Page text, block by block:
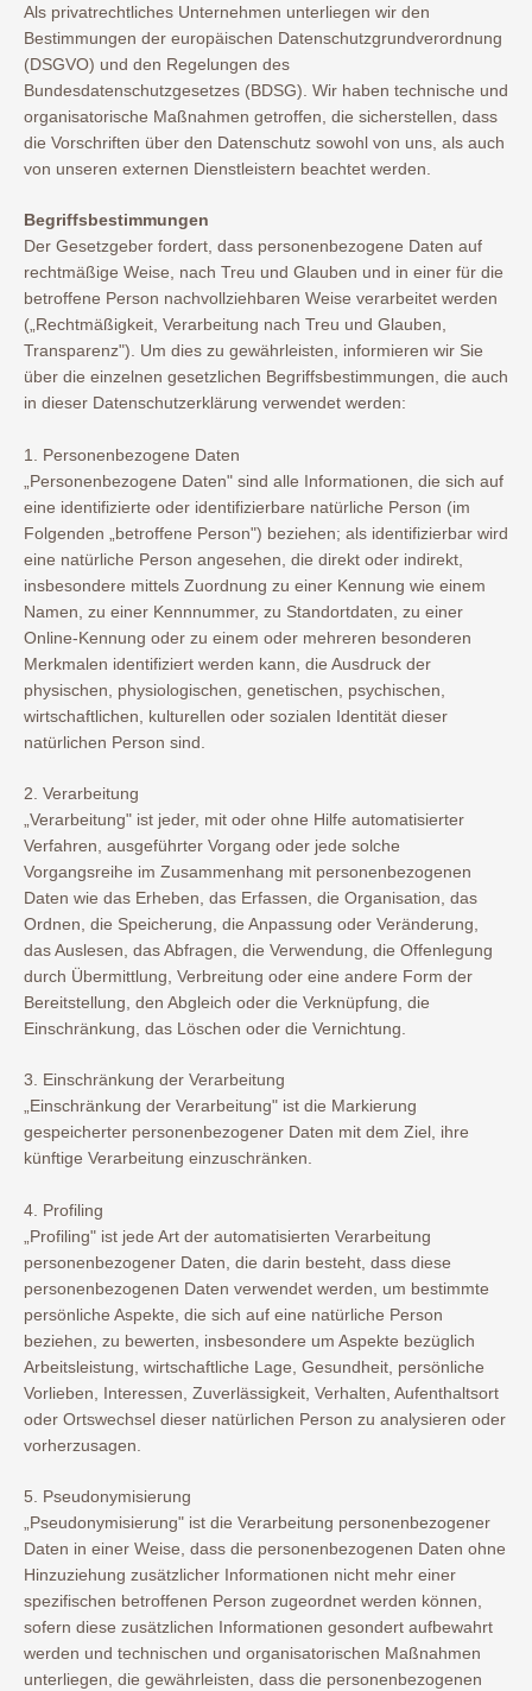
Als privatrechtliches Unternehmen unterliegen wir den
Bestimmungen der europäischen Datenschutzgrundverordnung
(DSGVO) und den Regelungen des
Bundesdatenschutzgesetzes (BDSG). Wir haben technische und
organisatorische Maßnahmen getroffen, die sicherstellen, dass
die Vorschriften über den Datenschutz sowohl von uns, als auch
von unseren externen Dienstleistern beachtet werden.
Begriffsbestimmungen
Der Gesetzgeber fordert, dass personenbezogene Daten auf
rechtmäßige Weise, nach Treu und Glauben und in einer für die
betroffene Person nachvollziehbaren Weise verarbeitet werden
(„Rechtmäßigkeit, Verarbeitung nach Treu und Glauben,
Transparenz"). Um dies zu gewährleisten, informieren wir Sie
über die einzelnen gesetzlichen Begriffsbestimmungen, die auch
in dieser Datenschutzerklärung verwendet werden:
1. Personenbezogene Daten
„Personenbezogene Daten" sind alle Informationen, die sich auf
eine identifizierte oder identifizierbare natürliche Person (im
Folgenden „betroffene Person") beziehen; als identifizierbar wird
eine natürliche Person angesehen, die direkt oder indirekt,
insbesondere mittels Zuordnung zu einer Kennung wie einem
Namen, zu einer Kennnummer, zu Standortdaten, zu einer
Online-Kennung oder zu einem oder mehreren besonderen
Merkmalen identifiziert werden kann, die Ausdruck der
physischen, physiologischen, genetischen, psychischen,
wirtschaftlichen, kulturellen oder sozialen Identität dieser
natürlichen Person sind.
2. Verarbeitung
„Verarbeitung" ist jeder, mit oder ohne Hilfe automatisierter
Verfahren, ausgeführter Vorgang oder jede solche
Vorgangsreihe im Zusammenhang mit personenbezogenen
Daten wie das Erheben, das Erfassen, die Organisation, das
Ordnen, die Speicherung, die Anpassung oder Veränderung,
das Auslesen, das Abfragen, die Verwendung, die Offenlegung
durch Übermittlung, Verbreitung oder eine andere Form der
Bereitstellung, den Abgleich oder die Verknüpfung, die
Einschränkung, das Löschen oder die Vernichtung.
3. Einschränkung der Verarbeitung
„Einschränkung der Verarbeitung" ist die Markierung
gespeicherter personenbezogener Daten mit dem Ziel, ihre
künftige Verarbeitung einzuschränken.
4. Profiling
„Profiling" ist jede Art der automatisierten Verarbeitung
personenbezogener Daten, die darin besteht, dass diese
personenbezogenen Daten verwendet werden, um bestimmte
persönliche Aspekte, die sich auf eine natürliche Person
beziehen, zu bewerten, insbesondere um Aspekte bezüglich
Arbeitsleistung, wirtschaftliche Lage, Gesundheit, persönliche
Vorlieben, Interessen, Zuverlässigkeit, Verhalten, Aufenthaltsort
oder Ortswechsel dieser natürlichen Person zu analysieren oder
vorherzusagen.
5. Pseudonymisierung
„Pseudonymisierung" ist die Verarbeitung personenbezogener
Daten in einer Weise, dass die personenbezogenen Daten ohne
Hinzuziehung zusätzlicher Informationen nicht mehr einer
spezifischen betroffenen Person zugeordnet werden können,
sofern diese zusätzlichen Informationen gesondert aufbewahrt
werden und technischen und organisatorischen Maßnahmen
unterliegen, die gewährleisten, dass die personenbezogenen